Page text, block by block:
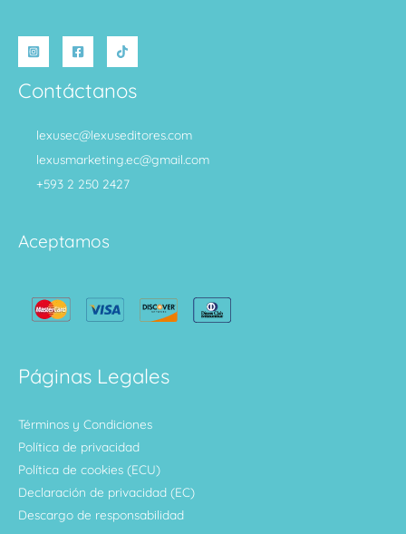
Contáctanos
lexusec@lexuseditores.com
lexusmarketing.ec@gmail.com
+593 2 250 2427
Aceptamos
Páginas Legales
Términos y Condiciones
Política de privacidad
Política de cookies (ECU)
Declaración de privacidad (EC)
Descargo de responsabilidad